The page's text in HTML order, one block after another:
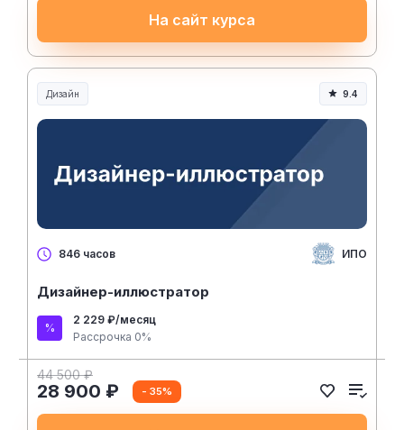
На сайт курса
Дизайн 9.4
846 часов ИПО
Дизайнер-иллюстратор
2 229 ₽/месяц
Рассрочка 0%
44 500 ₽
28 900 ₽ - 35%